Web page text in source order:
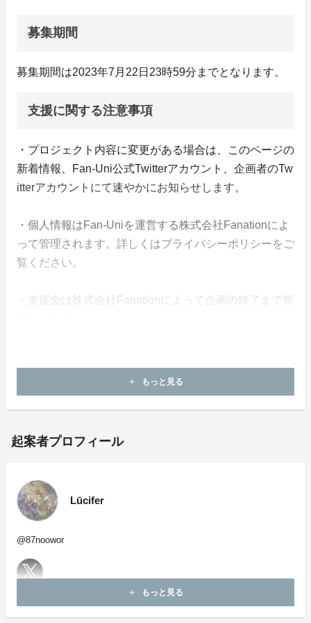
募集期間
募集期間は2023年7月22日23時59分までとなります。
支援に関する注意事項
・プロジェクト内容に変更がある場合は、このページの
新着情報、Fan-Uni公式Twitterアカウント、企画者のTw
itterアカウントにて速やかにお知らせします。
・個人情報はFan-Uniを運営する株式会社Fanationによ
って管理されます。詳しくはプライバシーポリシーをご
覧ください。
・支援金は株式会社Fanationによって企画の終了まで管
所等へのお問い合わせはご遠慮願います。
add もっと見る
起案者プロフィール
Lūcifer
@87noowor
add もっと見る